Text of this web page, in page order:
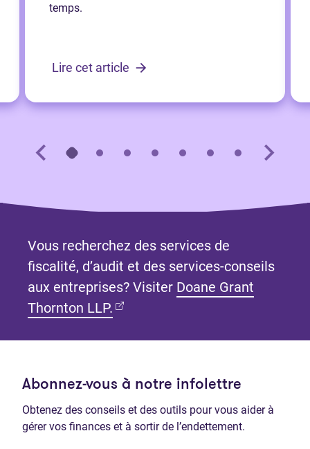
temps.
Lire cet article
Vous recherchez des services de
fiscalité, d’audit et des services-conseils
aux entreprises? Visiter Doane Grant
Thornton LLP. (Ouvre dans un nouvel onglet)
Abonnez-vous à notre infolettre
Obtenez des conseils et des outils pour vous aider à
gérer vos finances et à sortir de l’endettement.